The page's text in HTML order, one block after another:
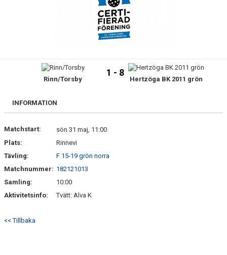
FRISPARKEN
MATCHER
KONTAKTER & LAG
Rinn/Torsby
1 - 8
Hertzöga BK 2011 grön
INFORMATION
Matchstart:
sön 31 maj, 11:00
Plats:
Rinnevi
Tävling:
F 15-19 grön norra
Matchnummer: 182121013
Samling:
10:00
Aktivitetsinfo:
Tvätt: Alva K
<< Tillbaka